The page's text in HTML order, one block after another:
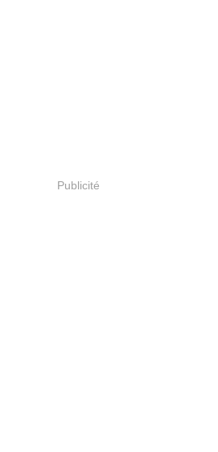
Publicité